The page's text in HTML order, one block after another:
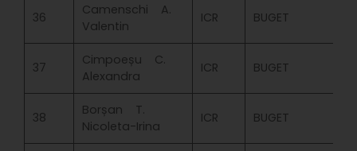
36
Camenschi A.
Valentin
ICR BUGET
37
Cimpoeșu C.
Alexandra
ICR BUGET
38
Borșan T.
Nicoleta-Irina
ICR BUGET